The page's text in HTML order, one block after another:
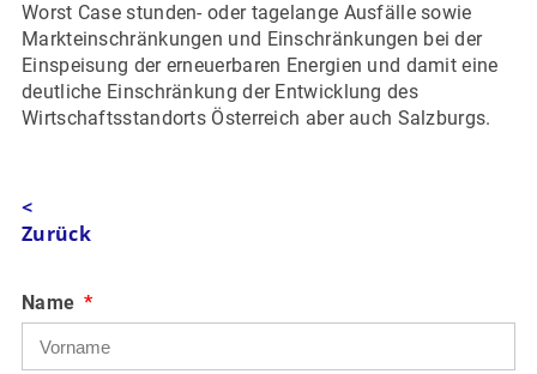
Worst Case stunden- oder tagelange Ausfälle sowie
Markteinschränkungen und Einschränkungen bei der
Einspeisung der erneuerbaren Energien und damit eine
deutliche Einschränkung der Entwicklung des
Wirtschaftsstandorts Österreich aber auch Salzburgs.
<
Zurück
Name